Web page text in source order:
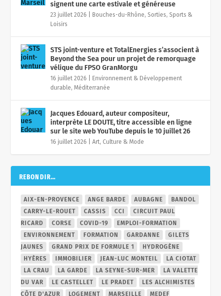
signent une carte estivale et généreuse
23 juillet 2026 Bouches-du-Rhône,Sorties, Sports &
Loisirs
STS joint-venture et TotalEnergies s’associent à
Beyond the Sea pour un projet de remorquage
vélique du FPSO GranMorgu
16 juillet 2026
Environnement & Développement
durable,Méditerranée
Jacques Edouard, auteur compositeur,
interprète LE DOUTE, titre accessible en ligne
sur le site web YouTube depuis le 10 juillet 26
16 juillet 2026 |Art, Culture & Mode
REBONDIR…
AIX-EN-PROVENCE ANGE BARDE AUBAGNE
BANDOL
CARRY-LE-ROUET
CASSIS CCI
CIRCUIT PAUL
RICARD
CORSE COVID-19
EMPLOI-FORMATION
ENVIRONNEMENT
FORMATION GARDANNE
GILETS
JAUNES
GRAND PRIX DE FORMULE 1
HYDROGÈNE
HYÈRES
IMMOBILIER JEAN-LUC MONTEIL
LA CIOTAT
LA CRAU
LA GARDE LA SEYNE-SUR-MER
LA VALETTE
DU VAR
LE CASTELLET LE PRADET
LES ALCHIMISTES
CÔTE D'AZUR
LOGEMENT MARSEILLE
MEDEF